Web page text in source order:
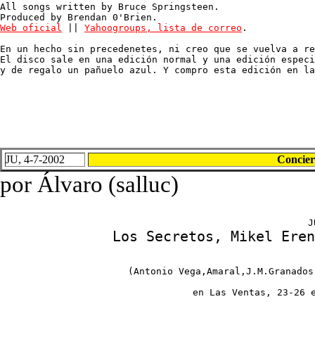
All songs written by Bruce Springsteen.
Web oficial
Yahoogroups, lista de correo .
En un hecho sin precedenetes, ni creo que se vuelva a
El disco sale en una edición normal y una edición
y de regalo un pañuelo azul. Y compro esta edición en
JU, 4-7-2002
por Álvaro (salluc)
Los Secretos, Mikel
(Antonio
en Las Ventas, 23-